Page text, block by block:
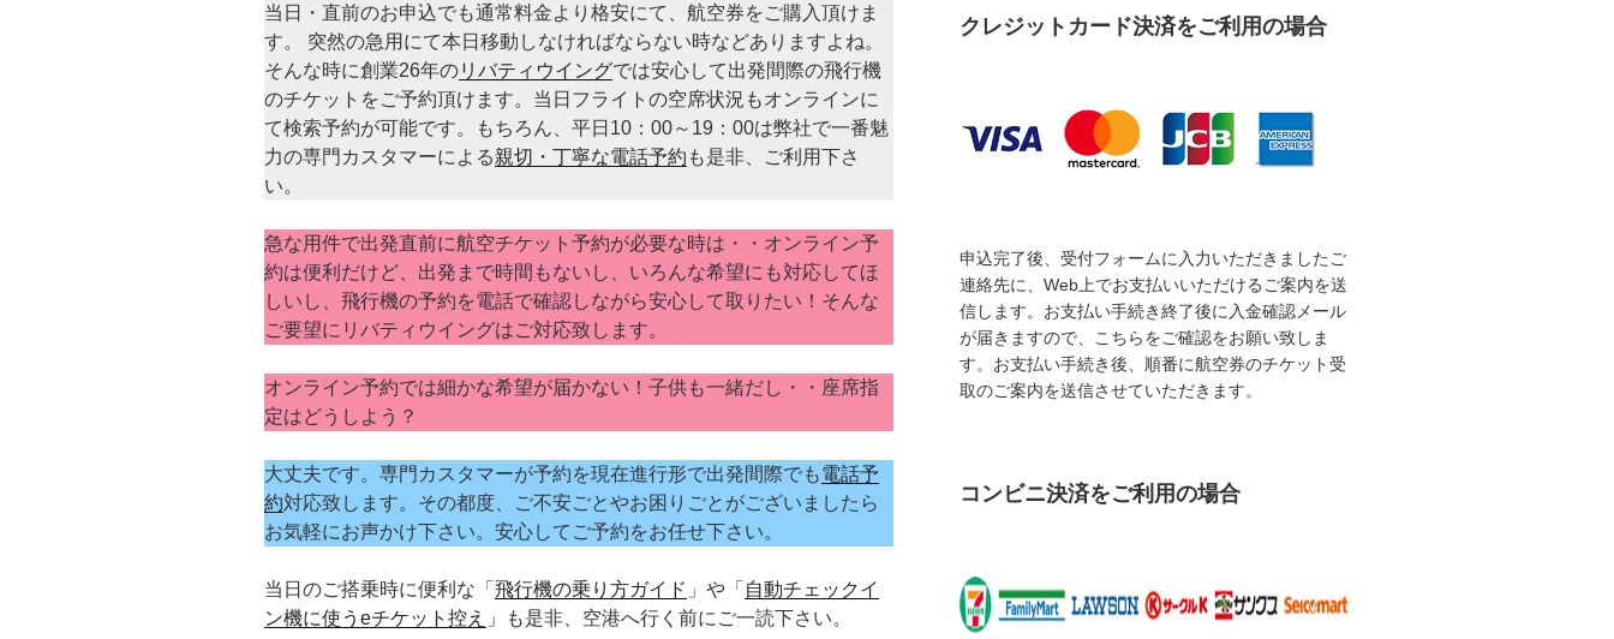
当日・直前のお申込でも通常料金より格安にて、航空券をご購入頂けま
す。 突然の急用にて本日移動しなければならない時などありますよね。
そんな時に創業26年のリバティウイングでは安心して出発間際の飛行機
のチケットをご予約頂けます。当日フライトの空席状況もオンラインに
て検索予約が可能です。もちろん、平日10：00～19：00は弊社で一番魅
力の専門カスタマーによる親切・丁寧な電話予約 も是非、ご利用下さ
い。
急な用件で出発直前に航空チケット予約が必要な時は・・オンライン予
約は便利だけど、出発まで時間もないし、いろんな希望にも対応してほ
しいし、飛行機の予約を電話で確認しながら安心して取りたい！そんな
ご要望にリバティウイングはご対応致します。
オンライン予約では細かな希望が届かない！子供も一緒だし・・座席指
定はどうしよう？
大丈夫です。専門カスタマーが予約を現在進行形で出発間際でも電話予
約対応致します。その都度、ご不安ごとやお困りごとがございましたら
お気軽にお声かけ下さい。安心してご予約をお任せ下さい。
当日のご搭乗時に便利な「 飛行機の乗り方ガイド 」や「 自動チェックイ
ン機に使うeチケット控え
」も是非、空港へ行く前にご一読下さい。
クレジットカード決済をご利用の場合
申込完了後、受付フォームに入力いただきましたご
連絡先に、Web上でお支払いいただけるご案内を送
信します。お支払い手続き終了後に入金確認メール
が届きますので、こちらをご確認をお願い致しま
す。お支払い手続き後、順番に航空券のチケット受
取のご案内を送信させていただきます。
コンビニ決済をご利用の場合